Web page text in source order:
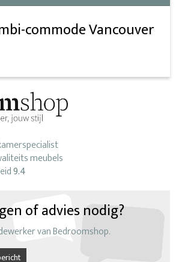
commode Vancouver
meubels
9.4
of advies nodig?
van Bedroomshop.